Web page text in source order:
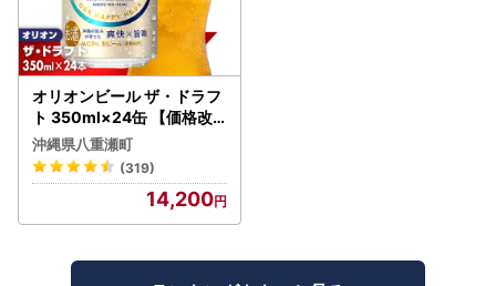
オリオンビール ザ・ドラフ
ト 350ml×24缶 【価格改
定YI】
沖縄県八重瀬町
(319)
14,200